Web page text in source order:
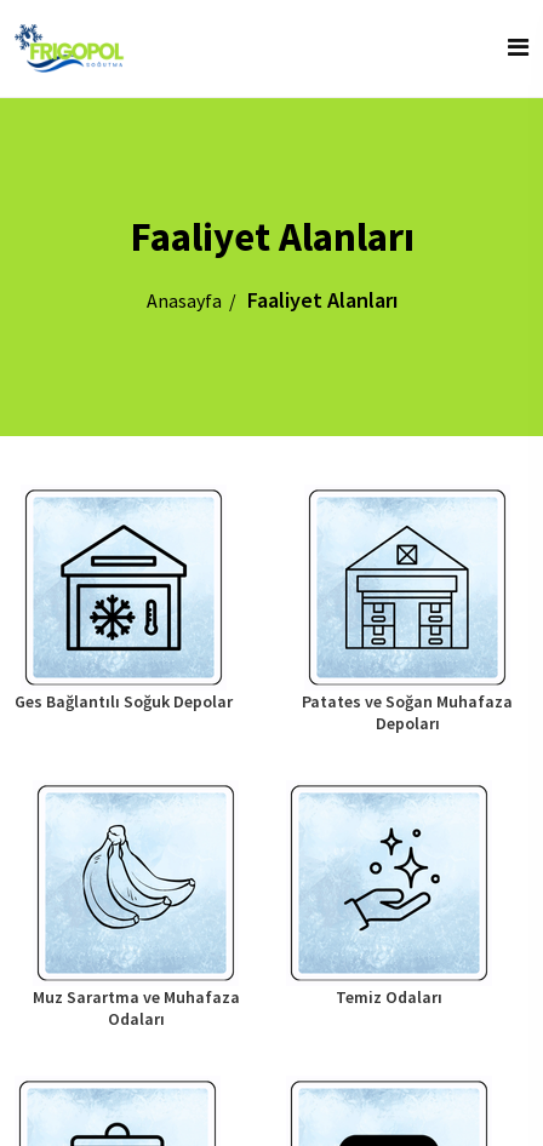
Faaliyet Alanları
Anasayfa Faaliyet Alanları
Ges Bağlantılı Soğuk Depolar
Patates ve Soğan Muhafaza
Depoları
Muz Sarartma ve Muhafaza
Odaları
Temiz Odaları